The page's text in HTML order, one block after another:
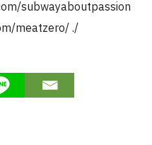
subwayaboutpassion
meatzero/ ./